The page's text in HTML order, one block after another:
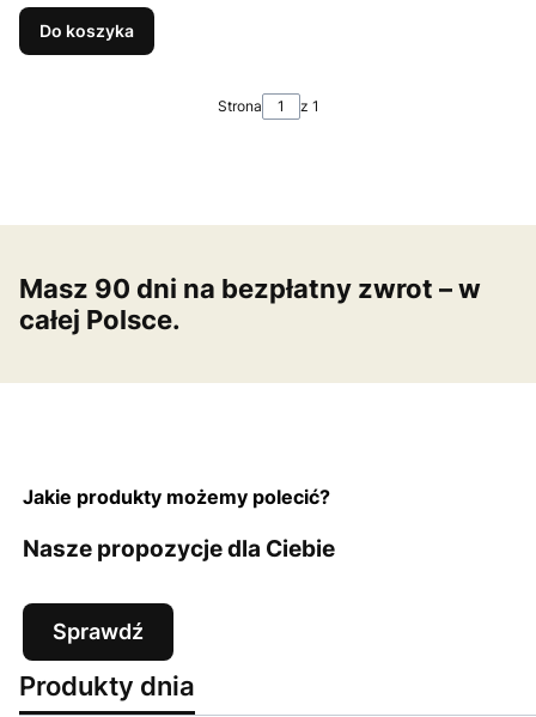
Do koszyka
Strona z 1
Masz 90 dni na bezpłatny zwrot – w
całej Polsce.
Jakie produkty możemy polecić?
Nasze propozycje dla Ciebie
Sprawdź
Produkty dnia